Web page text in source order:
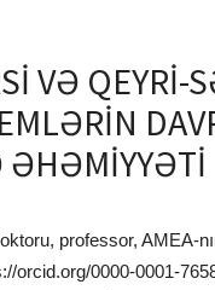
VƏ QEYRİ-
ƏHƏMİYYƏTİ
professor, AMEA-
orcid.org/0000-0001-